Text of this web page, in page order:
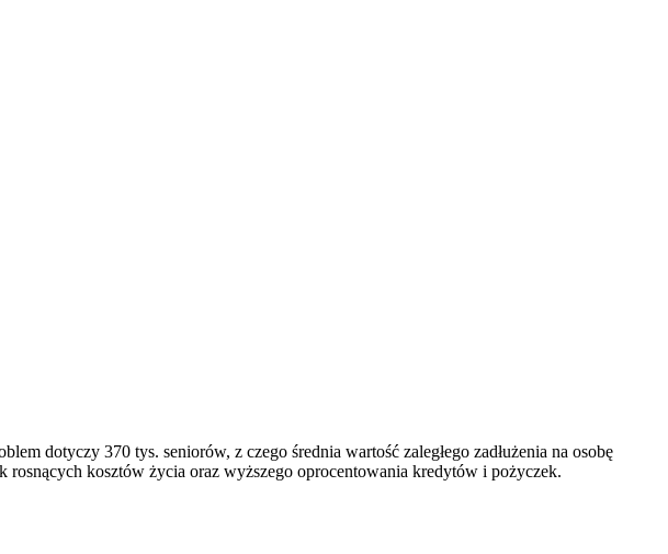
dotyczy 370 tys. seniorów, z czego średnia wartość zaległego zadłużenia na osobę
rosnących kosztów życia oraz wyższego oprocentowania kredytów i pożyczek.